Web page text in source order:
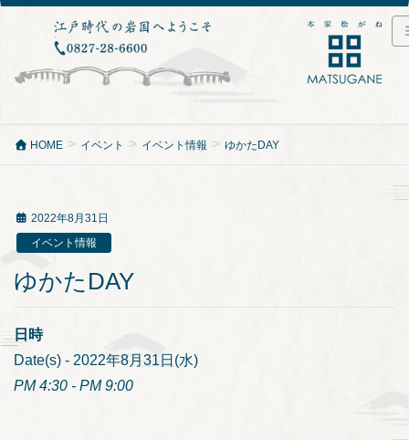
HOME イベント イベント情報 ゆかたDAY
2022年8月31日
イベント情報
ゆかたDAY
日時
Date(s) - 2022年8月31日(水)
PM 4:30 - PM 9:00